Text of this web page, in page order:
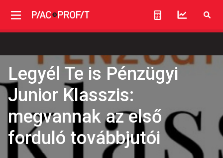
Legyél Te is Pénzügyi
Junior Klasszis:
megvannak az első
forduló továbbjutói